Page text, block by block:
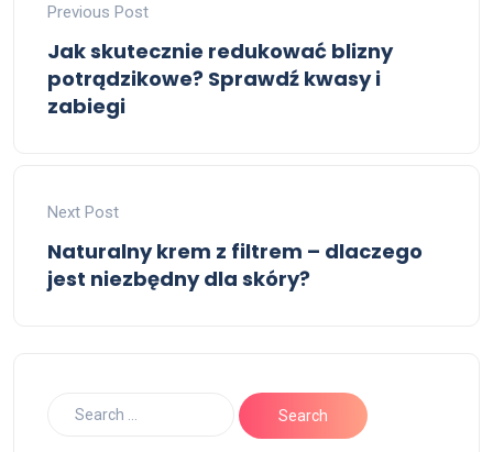
Previous Post
Jak skutecznie redukować blizny
potrądzikowe? Sprawdź kwasy i
zabiegi
Next Post
Naturalny krem z filtrem – dlaczego
jest niezbędny dla skóry?